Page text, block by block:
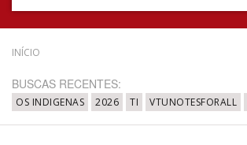
Data do Documento
Até
INÍCIO
BUSCAS RECENTES:
OS INDIGENAS 2026 TI VTUNOTESFORALL